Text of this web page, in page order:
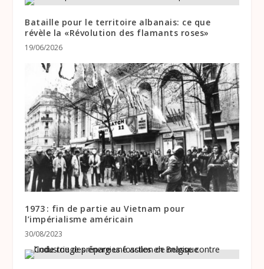
Bataille pour le territoire albanais: ce que
révèle la «Révolution des flamants roses»
19/06/2026
1973 : fin de partie au Vietnam pour
l’impérialisme américain
30/08/2023